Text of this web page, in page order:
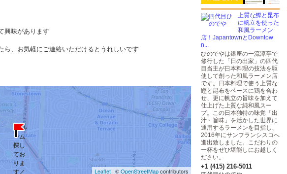
興味があります
ら、お気軽にご連絡いただけるとうれしいです
Leaflet | ©OpenStreetMapcontributors
上質な鰹と昆布
に帆立を使った
和風ラーメン
店！JapantownとDowntow
n...
ひのでやは銀座の一流涼亭で
修行した「日の出家」の四代
目当主が日本料理の技法を駆
使して創った和風ラーメン店
です。日本料理で使う上質な
鰹と昆布をベースに鶏を合わ
せ、更に帆立の旨味を加えて
仕上げた上質な純和風スー
プ。この日本独特の味覚「出
汁・旨味」を活かした世界に
通用するラーメンを目指し、
2016年にサンフランシスコへ
進出致しました。こだわりの
一杯をぜひ堪能しにお越しく
ださい。
+1 (415) 216-5011